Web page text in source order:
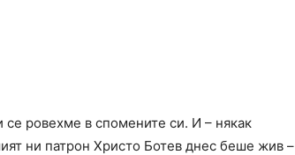
ровехме в спомените си. И – някак
ни патрон Христо Ботев днес беше жив –